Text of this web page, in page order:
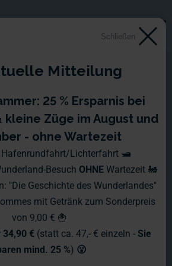
Schließen
Mitteilung
25 % Ersparnis bei
kleine Züge im August und
- ohne Wartezeit
Hafenrundfahrt/Lichterfahrt 🛥️
Besuch OHNE Wartezeit 🚂
"Die Geschichte des Wunderlandes"
mit Getränk zum Sonderpreis
von 9,00 € 🍟
34,90 € (statt ca. 47,- € einzeln - Sie
mind. 25 %) 😮